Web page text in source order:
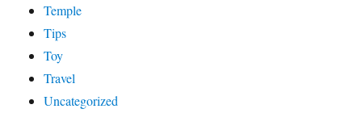
Temple
Tips
Toy
Travel
Uncategorized